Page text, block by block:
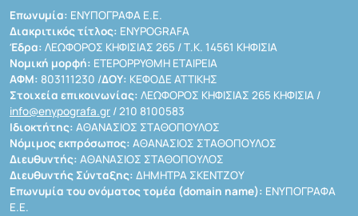
Επωνυμία: ΕΝΥΠΟΓΡΑΦΑ Ε.Ε.
Διακριτικός τίτλος: ENYPOGRAFA
Έδρα: ΛΕΩΦΟΡΟΣ ΚΗΦΙΣΙΑΣ 265 / Τ.Κ. 14561 ΚΗΦΙΣΙΑ
Νομική μορφή: ΕΤΕΡΟΡΡΥΘΜΗ ΕΤΑΙΡΕΙΑ
ΑΦΜ: 803111230 /ΔΟΥ: ΚΕΦΟΔΕ ΑΤΤΙΚΗΣ
Στοιχεία επικοινωνίας: ΛΕΩΦΟΡΟΣ ΚΗΦΙΣΙΑΣ 265 ΚΗΦΙΣΙΑ /
info@enypografa.gr / 210 8100583
Ιδιοκτήτης: ΑΘΑΝΑΣΙΟΣ ΣΤΑΘΟΠΟΥΛΟΣ
Νόμιμος εκπρόσωπος: ΑΘΑΝΑΣΙΟΣ ΣΤΑΘΟΠΟΥΛΟΣ
Διευθυντής: ΑΘΑΝΑΣΙΟΣ ΣΤΑΘΟΠΟΥΛΟΣ
Διευθυντής Σύνταξης: ΔΗΜΗΤΡΑ ΣΚΕΝΤΖΟΥ
Επωνυμία του ονόματος τομέα (domain name): ΕΝΥΠΟΓΡΑΦΑ
Ε.Ε.